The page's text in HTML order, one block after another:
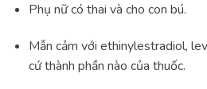
Phụ nữ có thai và cho con bú.
Mẫn cảm với ethinylestradiol,
cứ thành phần nào của thuốc.